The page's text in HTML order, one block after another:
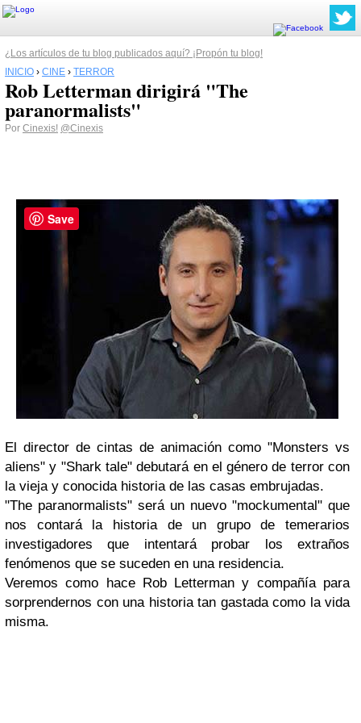
¿Los artículos de tu blog publicados aquí? ¡Propón tu blog!
INICIO › CINE › TERROR
Rob Letterman dirigirá "The
paranormalists"
Por Cinexis! @Cinexis
El director de cintas de animación como "Monsters vs
aliens" y "Shark tale" debutará en el género de terror con
la vieja y conocida historia de las casas embrujadas.
"The paranormalists" será un nuevo "mockumental" que
nos contará la historia de un grupo de temerarios
investigadores que intentará probar los extraños
fenómenos que se suceden en una residencia.
Veremos como hace Rob Letterman y compañía para
sorprendernos con una historia tan gastada como la vida
misma.
Save